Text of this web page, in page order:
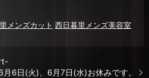
メンズカット 西日暮里メンズ美容室
月6日(火)、6月7日(水)お休みです。